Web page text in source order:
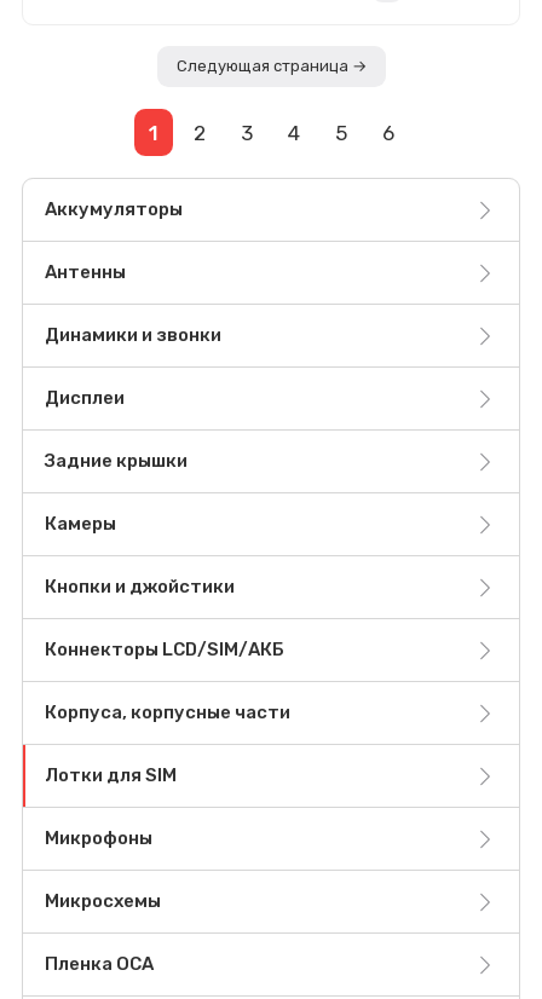
Следующая страница →
1 2 3 4 5 6
Аккумуляторы
Антенны
Динамики и звонки
Дисплеи
Задние крышки
Камеры
Кнопки и джойстики
Коннекторы LCD/SIM/АКБ
Корпуса, корпусные части
Лотки для SIM
Микрофоны
Микросхемы
Пленка OCA